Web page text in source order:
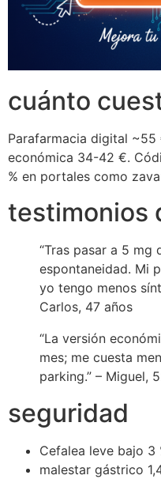
cuánto
Parafarmacia digital ~55
económica 34-42 €.
% en portales como
testimonios
“Tras pasar a 5 mg
espontaneidad. Mi
yo tengo menos
Carlos, 47 años
“La versión
mes; me cuesta
parking.” – Miguel,
seguridad
Cefalea leve bajo 3
malestar gástrico